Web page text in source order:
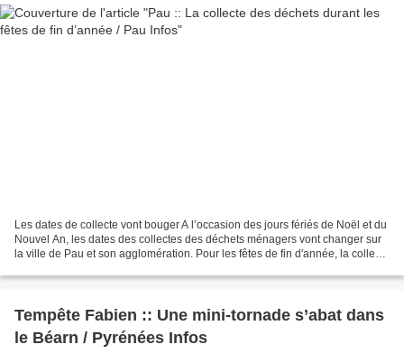
Les dates de collecte vont bouger A l’occasion des jours fériés de Noël et du
Nouvel An, les dates des collectes des déchets ménagers vont changer sur
la ville de Pau et son agglomération. Pour les fêtes de fin d'année, la collecte
Tempête Fabien :: Une mini-tornade s’abat dans
le Béarn / Pyrénées Infos